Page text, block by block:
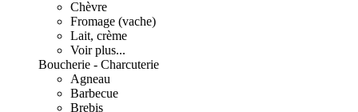
Chèvre
Fromage (vache)
Lait, crème
Voir plus...
Boucherie - Charcuterie
Agneau
Barbecue
Brebis